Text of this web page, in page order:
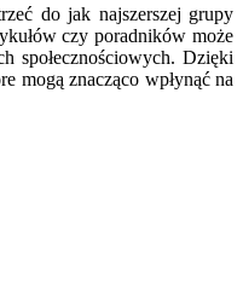
do jak najszerszej grupy
czy poradników może
społecznościowych. Dzięki
mogą znacząco wpłynąć na